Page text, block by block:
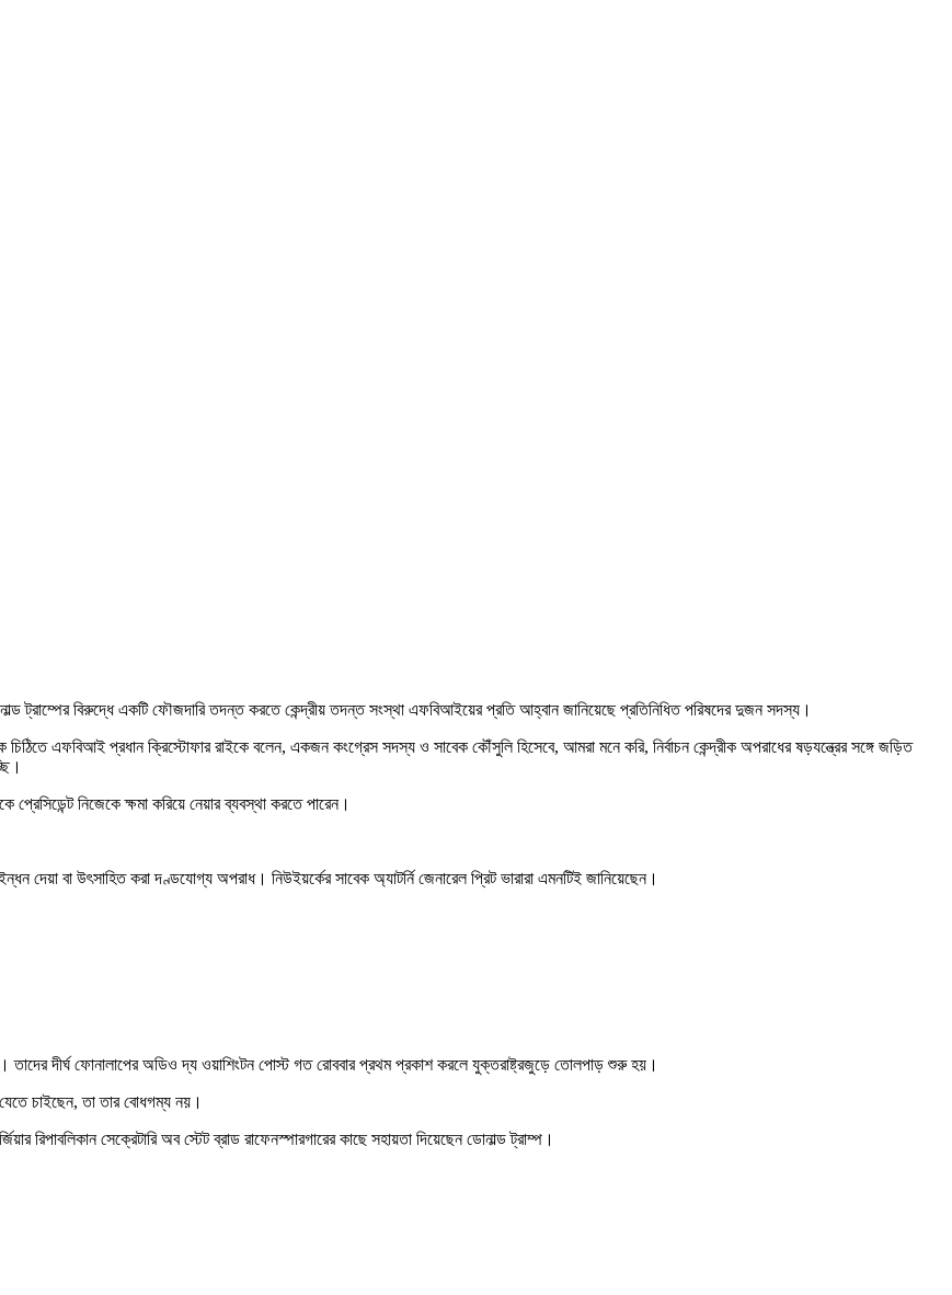
ডোনাল্ড ট্রাম্পের বিরুদ্ধে একটি ফৌজদারি তদন্ত করতে কেন্দ্রীয় তদন্ত সংস্থা এফবিআইয়ের প্রতি আহ্বান জানিয়েছে প্রতিনিধিত পরিষদের দুজন সদস্য।
চিঠিতে এফবিআই প্রধান ক্রিস্টোফার রাইকে বলেন, একজন কংগ্রেস সদস্য ও সাবেক কৌঁসুলি হিসেবে, আমরা মনে করি, নির্বাচন কেন্দ্রীক অপরাধের ষড়যন্ত্রের সঙ্গে জড়িত
নিজেকে ক্ষমা করিয়ে নেয়ার ব্যবস্থা করতে পারেন।
দেয়া বা উৎসাহিত করা দণ্ডযোগ্য অপরাধ। নিউইয়র্কের সাবেক অ্যাটর্নি জেনারেল প্রিট ভারারা এমনটিই জানিয়েছেন।
তাদের দীর্ঘ ফোনালাপের অডিও দ্য ওয়াশিংটন পোস্ট গত রোববার প্রথম প্রকাশ করলে যুক্তরাষ্ট্রজুড়ে তোলপাড় শুরু হয়।
যেতে চাইছেন, তা তার বোধগম্য নয়।
রিপাবলিকান সেক্রেটারি অব স্টেট ব্রাড রাফেনস্পারগারের কাছে সহায়তা দিয়েছেন ডোনাল্ড ট্রাম্প।